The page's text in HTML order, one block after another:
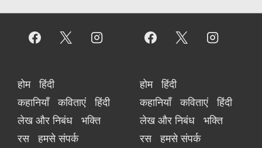
Footer
Menu
होम
हिंदी
कहानियाँ
कविताएं
हिंदी
लेख और निबंध
भक्ति
रस
हमसे संपर्क
Footer
Menu
होम
हिंदी
कहानियाँ
कविताएं
हिंदी
लेख और निबंध
भक्ति
रस
हमसे संपर्क